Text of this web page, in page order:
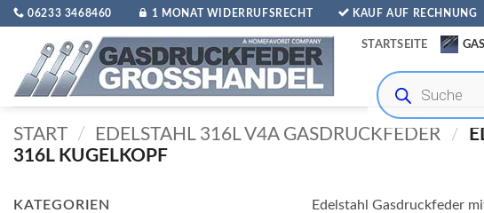
Zum
springen
06233 3468460 1 MONAT WIDERRUFSRECHT KAUF AUF
STARTSEITE
Products
search
START / EDELSTAHL 316L V4A GASDRUCKFEDER /
316L KUGELKOPF
KATEGORIEN
Edelstahl Gasdruckfeder